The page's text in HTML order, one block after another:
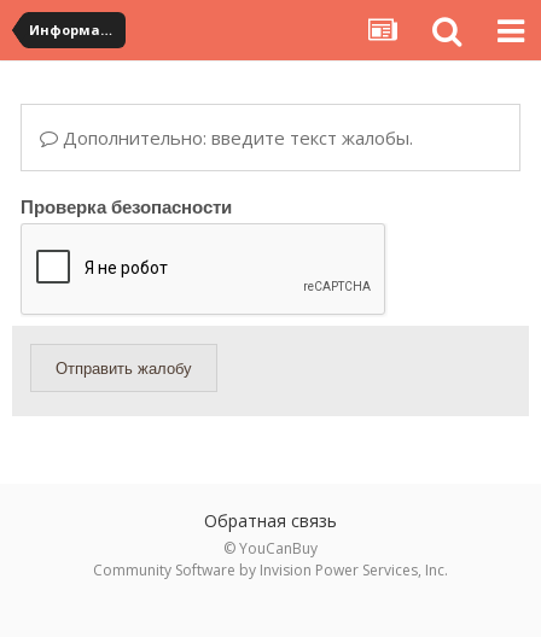
Информация по полученным посылкам
Дополнительно: введите текст жалобы.
Проверка безопасности
Отправить жалобу
Обратная связь
© YouCanBuy
Community Software by Invision Power Services, Inc.